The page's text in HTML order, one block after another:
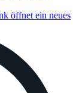
öffnet ein neues